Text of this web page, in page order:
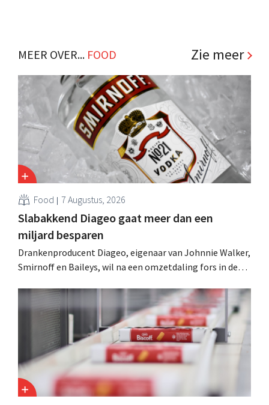
MEER OVER... FOOD Zie meer
Food 7 Augustus, 2026
Slabakkend Diageo gaat meer dan een
miljard besparen
Drankenproducent Diageo, eigenaar van Johnnie Walker,
Smirnoff en Baileys, wil na een omzetdaling fors in de
andere Guiness en voorgemixte cocktails.